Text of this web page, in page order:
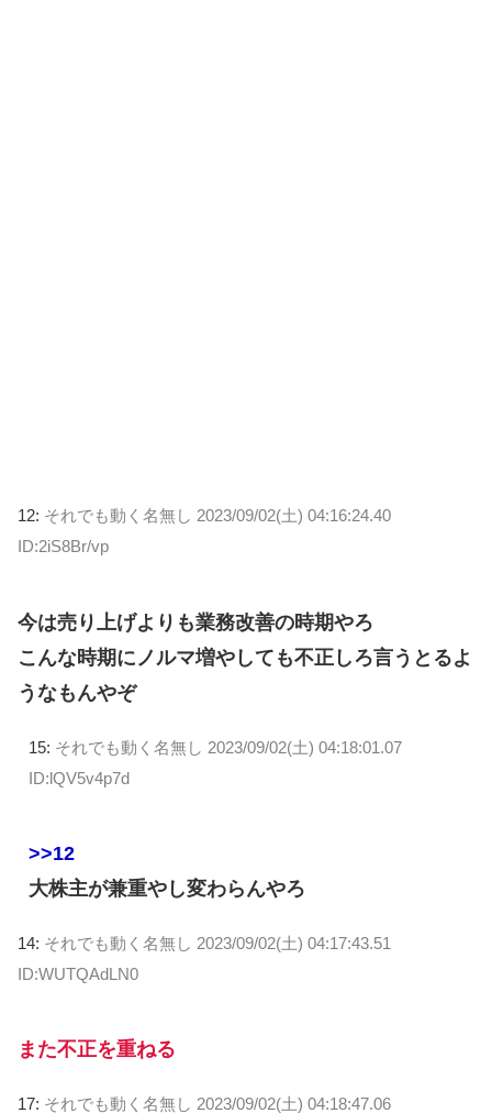
12: それでも動く名無し 2023/09/02(土) 04:16:24.40
ID:2iS8Br/vp
今は売り上げよりも業務改善の時期やろ
こんな時期にノルマ増やしても不正しろ言うとるよ
うなもんやぞ
15: それでも動く名無し 2023/09/02(土) 04:18:01.07
ID:lQV5v4p7d
>>12
大株主が兼重やし変わらんやろ
14: それでも動く名無し 2023/09/02(土) 04:17:43.51
ID:WUTQAdLN0
また不正を重ねる
17: それでも動く名無し 2023/09/02(土) 04:18:47.06